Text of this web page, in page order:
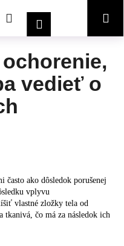
HľadaťPrihlásenieNákupný
košík
vedieť o
ako dôsledok porušenej
vplyvu
vlastné zložky tela od
tkanivá, čo má za následok ich